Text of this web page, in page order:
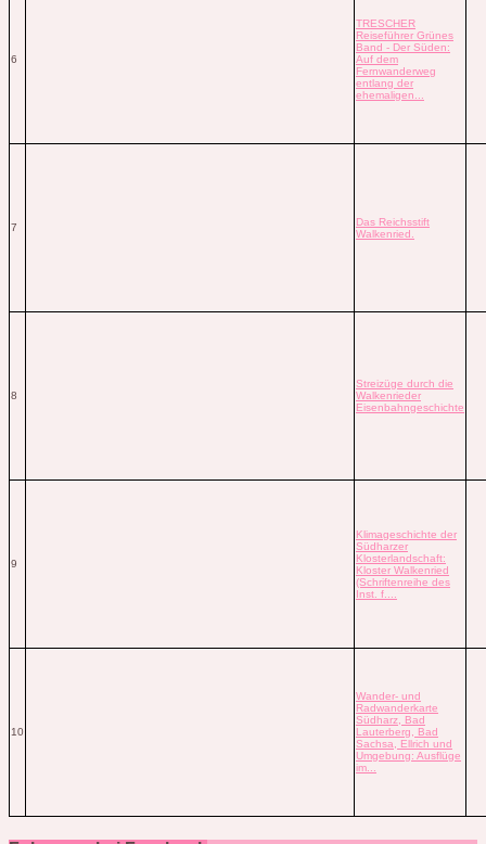
6
TRESCHER
Reiseführer Grünes
Band - Der Süden:
Auf dem
Fernwanderweg
entlang der
ehemaligen...
7
Das Reichsstift
Walkenried.
8
Streizüge durch die
Walkenrieder
Eisenbahngeschichte
9
Klimageschichte der
Südharzer
Klosterlandschaft:
Kloster Walkenried
(Schriftenreihe des
Inst. f....
10
Wander- und
Radwanderkarte
Südharz, Bad
Lauterberg, Bad
Sachsa, Ellrich und
Umgebung: Ausflüge
im...